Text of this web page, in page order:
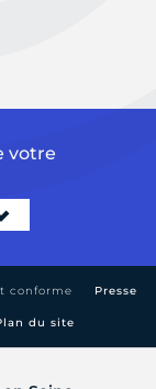
votre
conforme Presse
du site